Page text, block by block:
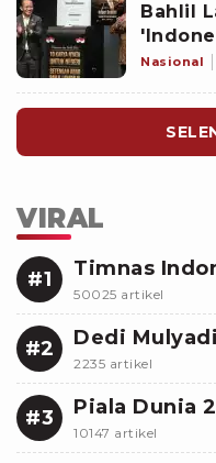
Bahlil
Nasional
VIRAL
#1 Timnas
50025 artikel
#2 Dedi Mulyadi
2235 artikel
#3 Piala Dunia
10147 artikel